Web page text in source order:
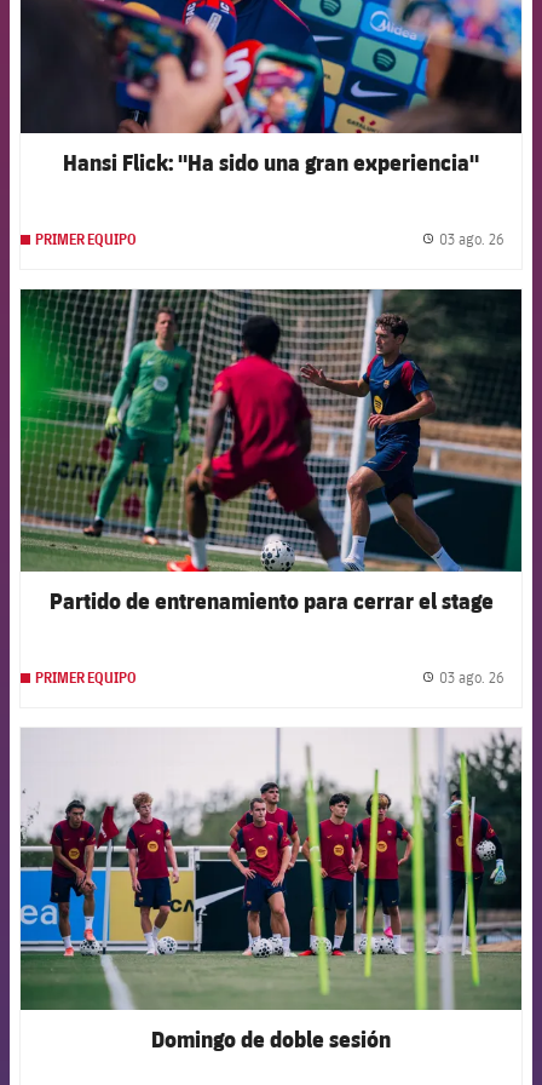
Hansi Flick: "Ha sido una gran experiencia"
PRIMER EQUIPO 03 ago. 26
FCB Barcelona badge
Partido de entrenamiento para cerrar el stage
PRIMER EQUIPO 03 ago. 26
Domingo de doble sesión